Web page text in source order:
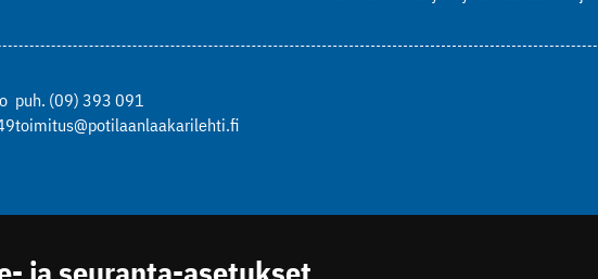
puh. (09) 393 091
toimitus@potilaanlaakarilehti.fi